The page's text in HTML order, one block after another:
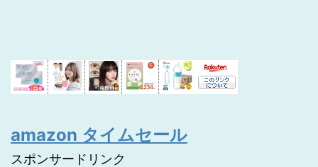
amazon タイムセール
スポンサードリンク